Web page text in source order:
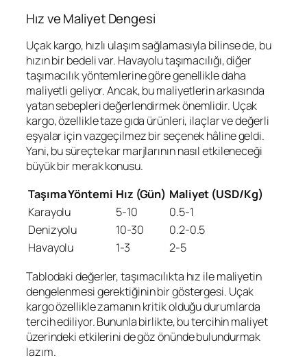
Hız ve Maliyet Dengesi
Uçak kargo, hızlı ulaşım sağlamasıyla bilinse de, bu
hızın bir bedeli var. Havayolu taşımacılığı, diğer
taşımacılık yöntemlerine göre genellikle daha
maliyetli geliyor. Ancak, bu maliyetlerin arkasında
yatan sebepleri değerlendirmek önemlidir. Uçak
kargo, özellikle taze gıda ürünleri, ilaçlar ve değerli
eşyalar için vazgeçilmez bir seçenek hâline geldi.
Yani, bu süreçte kar marjlarının nasıl etkileneceği
büyük bir merak konusu.
Taşıma Yöntemi Hız (Gün) Maliyet (USD/Kg)
Karayolu
5-10
0.5-1
Denizyolu
10-30
0.2-0.5
Havayolu
1-3
2-5
Tablodaki değerler, taşımacılıkta hız ile maliyetin
dengelenmesi gerektiğinin bir göstergesi. Uçak
kargo özellikle zamanın kritik olduğu durumlarda
tercih ediliyor. Bununla birlikte, bu tercihin maliyet
üzerindeki etkilerini de göz önünde bulundurmak
lazım.